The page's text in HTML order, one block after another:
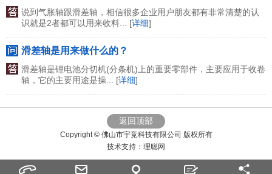
说到气胀轴跟滑差轴，相信很多企业用户朋友都有非常清楚的认
识就是2者都可以用来收料... [详细]
滑差轴是用来做什么的？
滑差轴是锂电池分切机(分条机)上的重要零部件，主要应用于收卷
轴，它的主要用途是操... [详细]
返回顶部
Copyright © 佛山市宇竞科技有限公司 版权所有
技术支持： 理聪网